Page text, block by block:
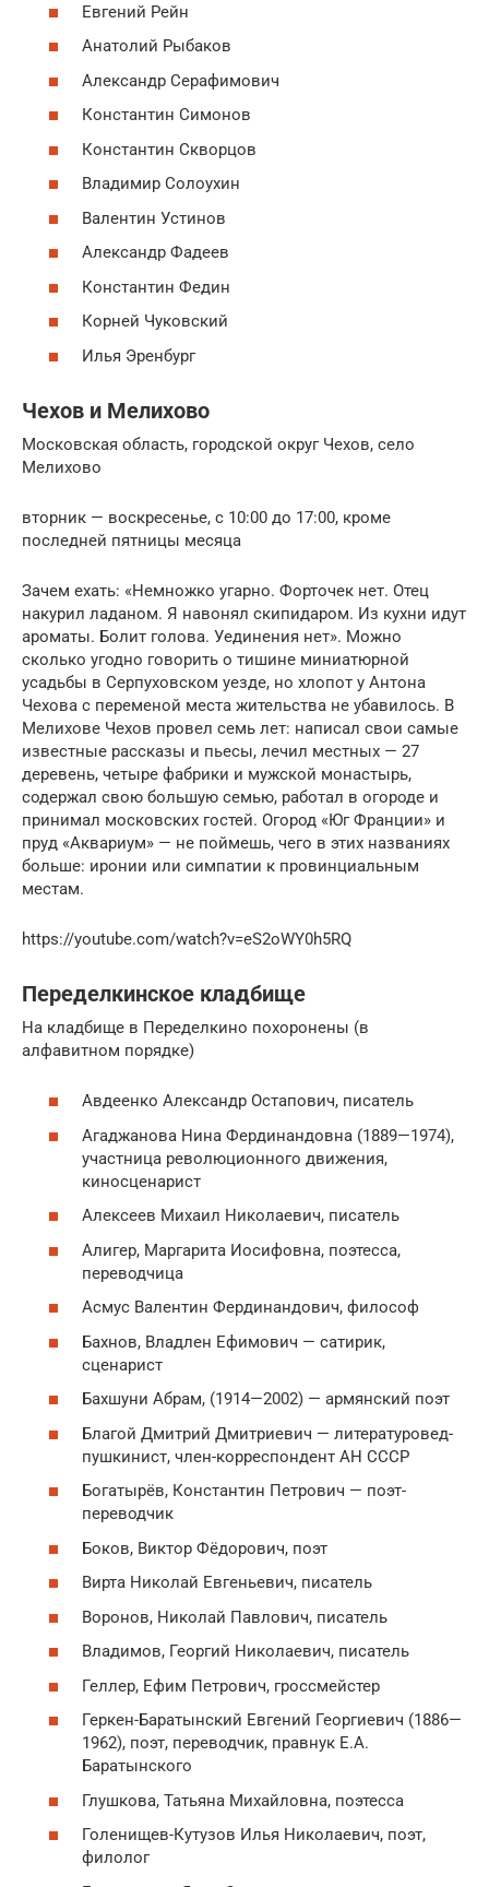
Евгений Рейн
Анатолий Рыбаков
Александр Серафимович
Константин Симонов
Константин Скворцов
Владимир Солоухин
Валентин Устинов
Александр Фадеев
Константин Федин
Корней Чуковский
Илья Эренбург
Чехов и Мелихово
Московская область, городской округ Чехов, село
Мелихово
вторник — воскресенье, с 10:00 до 17:00, кроме
последней пятницы месяца
Зачем ехать: «Немножко угарно. Форточек нет. Отец
накурил ладаном. Я навонял скипидаром. Из кухни идут
ароматы. Болит голова. Уединения нет». Можно
сколько угодно говорить о тишине миниатюрной
усадьбы в Серпуховском уезде, но хлопот у Антона
Чехова с переменой места жительства не убавилось. В
Мелихове Чехов провел семь лет: написал свои самые
известные рассказы и пьесы, лечил местных — 27
деревень, четыре фабрики и мужской монастырь,
содержал свою большую семью, работал в огороде и
принимал московских гостей. Огород «Юг Франции» и
пруд «Аквариум» — не поймешь, чего в этих названиях
больше: иронии или симпатии к провинциальным
местам.
https://youtube.com/watch?v=eS2oWY0h5RQ
Переделкинское кладбище
На кладбище в Переделкино похоронены (в
алфавитном порядке)
Авдеенко Александр Остапович, писатель
Агаджанова Нина Фердинандовна (1889—1974),
участница революционного движения,
киносценарист
Алексеев Михаил Николаевич, писатель
Алигер, Маргарита Иосифовна, поэтесса,
переводчица
Асмус Валентин Фердинандович, философ
Бахнов, Владлен Ефимович — сатирик,
сценарист
Бахшуни Абрам, (1914—2002) — армянский поэт
Благой Дмитрий Дмитриевич — литературовед-
пушкинист, член-корреспондент АН СССР
Богатырёв, Константин Петрович — поэт-
переводчик
Боков, Виктор Фёдорович, поэт
Вирта Николай Евгеньевич, писатель
Воронов, Николай Павлович, писатель
Владимов, Георгий Николаевич, писатель
Геллер, Ефим Петрович, гроссмейстер
Геркен-Баратынский Евгений Георгиевич (1886—
1962), поэт, переводчик, правнук Е.А.
Баратынского
Глушкова, Татьяна Михайловна, поэтесса
Голенищев-Кутузов Илья Николаевич, поэт,
филолог